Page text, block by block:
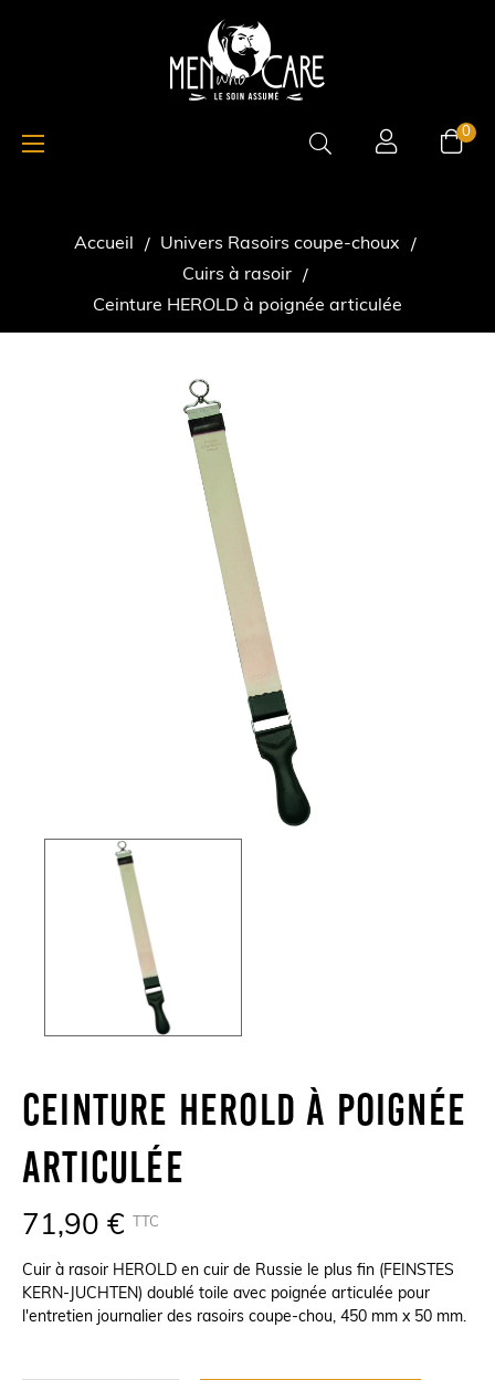
0
Basculer
la
☰
Accueil
Univers Rasoirs coupe-choux
Cuirs à rasoir
Ceinture HEROLD à poignée articulée
Ceinture HEROLD À Poignée
Articulée
71,90 € TTC
Cuir à rasoir HEROLD en cuir de Russie le plus fin (FEINSTES
KERN-JUCHTEN) doublé toile avec poignée articulée pour
l'entretien journalier des rasoirs coupe-chou, 450 mm x 50 mm.